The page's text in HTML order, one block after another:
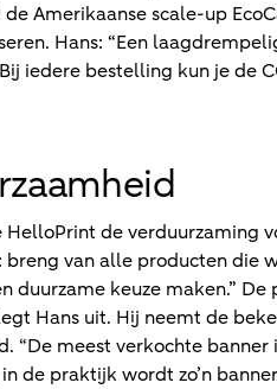
Amerikaanse scale-up
Hans: “Een
iedere bestelling kun je de
de verduurzaming
van alle producten die
keuze maken.”
Hans uit. Hij neemt de
meest verkochte banner
de praktijk wordt zo’n